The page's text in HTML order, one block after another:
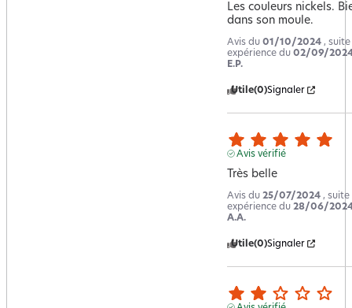
Les couleurs nickels.
dans son moule.
Avis du 01/10/2024 , suite
expérience du 02/09/
E.P.
Utile(0)Signaler
Avis vérifié
Très belle
Avis du 25/07/2024 , suite
expérience du 28/06/
A.A.
Utile(0)Signaler